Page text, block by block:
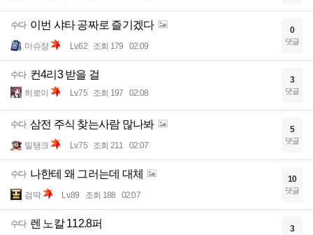
수다 이번 샤타 공짜로 즐기겠다
마슈쟝 Lv.62 조회 179 02:09
0
댓글
수다 컨4리3 받을 걸
히로이 Lv.75 조회 197 02:08
3
댓글
수다 삼전 주식 찾는사람 많나봐
밀탱크 Lv.75 조회 211 02:07
5
댓글
수다 나한테 왜 그러는데 대체
검딱 Lv.89 조회 188 02:07
10
댓글
수다 렌 노칼 112.8퍼 3